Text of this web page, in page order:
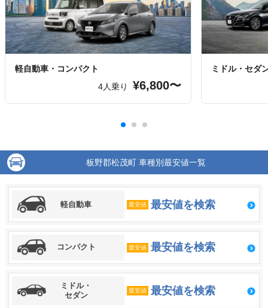
軽自動車・コンパクト
4人乗り
¥6,800〜
ミドル・セダ
板野郡松茂町 車種別最安値一覧
軽自動車 最安値 最安値を検索
コンパクト 最安値 最安値を検索
ミドル・
セダン
最安値 最安値を検索